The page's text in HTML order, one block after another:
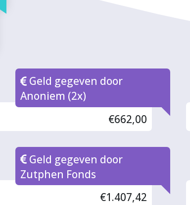
Geld gegeven door
Anoniem (2x)
€662,00
Geld gegeven door
Zutphen Fonds
€1.407,42